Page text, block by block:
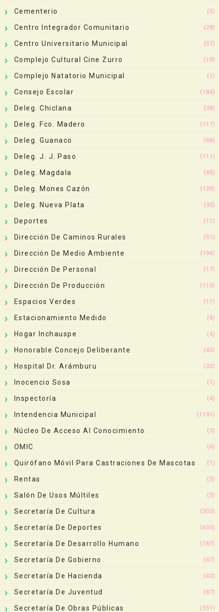
Cementerio (5)
Centro Integrador Comunitario (28)
Centro Universitario Municipal (57)
Complejo Cultural Cine Zurro (10)
Complejo Natatorio Municipal (1)
Consejo Escolar (184)
Deleg. Chiclana (38)
Deleg. Fco. Madero (117)
Deleg. Guanaco (66)
Deleg. J. J. Paso (111)
Deleg. Magdala (45)
Deleg. Mones Cazón (120)
Deleg. Nueva Plata (32)
Deportes (11)
Dirección De Caminos Rurales (51)
Dirección De Medio Ambiente (194)
Dirección De Personal (17)
Dirección De Producción (110)
Espacios Verdes (11)
Estacionamiento Medido (6)
Hogar Inchauspe (4)
Honorable Concejo Deliberante (45)
Hospital Dr. Arámburu (32)
Inocencio Sosa (1)
Inspectoría (4)
Intendencia Municipal (1131)
Núcleo De Acceso Al Conocimiento (3)
OMIC (6)
Quirófano Móvil Para Castraciones De Mascotas (1)
Rentas (5)
Salón De Usos Múltiles (5)
Secretaría De Cultura (203)
Secretaría De Deportes (433)
Secretaría De Desarrollo Humano (187)
Secretaría De Gobierno (47)
Secretaría De Hacienda (42)
Secretaría De Juventud (87)
Secretaría De Obras Públicas (551)